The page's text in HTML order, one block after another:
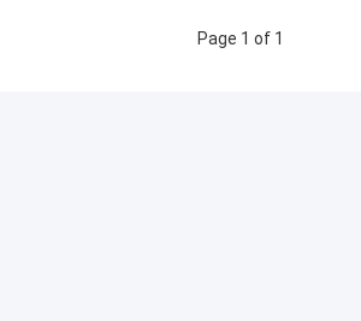
Page 1 of 1